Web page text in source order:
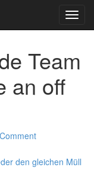
Team
an off
den gleichen Müll